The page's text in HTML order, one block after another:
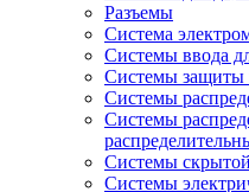
Разъемы
Система
Системы ввода
Системы защиты
Системы
Системы
Системы
Системы